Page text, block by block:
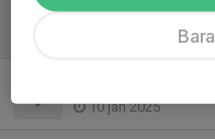
10 jan 2025